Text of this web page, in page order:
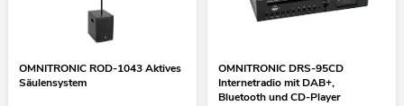
OMNITRONIC ROD-1043 Aktives
Säulensystem
OMNITRONIC DRS-95CD
Internetradio mit DAB+,
Bluetooth und CD-Player